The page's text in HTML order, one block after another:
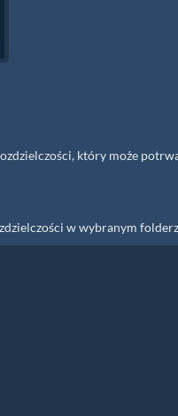
który może
w wybranym